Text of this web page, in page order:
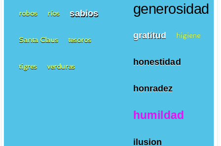
generosidad
gratitud higiene
honestidad
honradez
humildad
ilusion
robos ríos sabios
Santa Claus tesoros
tigres verduras